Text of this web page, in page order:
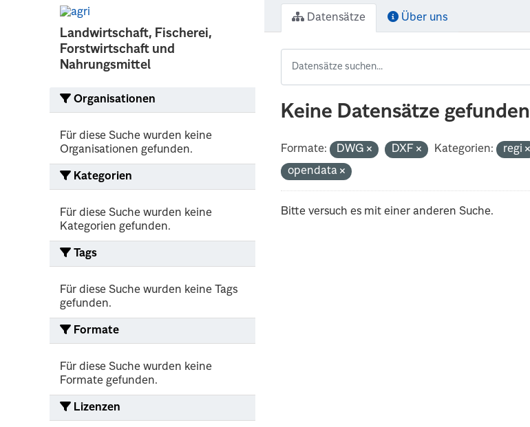
Landwirtschaft, Fischerei,
Forstwirtschaft und
Nahrungsmittel
Organisationen
Für diese Suche wurden keine
Organisationen gefunden.
Kategorien
Für diese Suche wurden keine
Kategorien gefunden.
Tags
Für diese Suche wurden keine Tags
gefunden.
Formate
Für diese Suche wurden keine
Formate gefunden.
Lizenzen
Datensätze Über uns
Keine Datensätze gefunden
Formate: DWG DXF Kategorien: regi
opendata
Bitte versuch es mit einer anderen Suche.